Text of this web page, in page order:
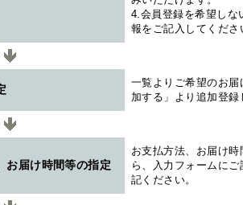
4.会員登録を希望しな
報をご記入してくださ
一覧よりご希望のお
加する」より追加登
お届け時間等の指定
お支払方法、お届け
ら、入力フォームに
記ください。